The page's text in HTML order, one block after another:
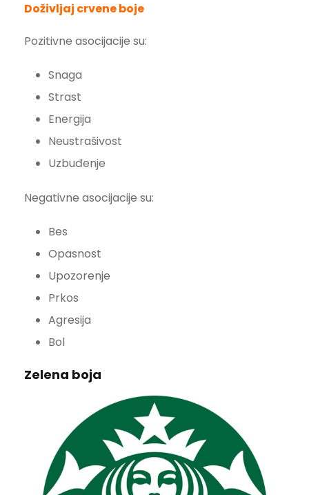
Doživljaj crvene boje
Pozitivne asocijacije su:
Snaga
Strast
Energija
Neustrašivost
Uzbuđenje
Negativne asocijacije su:
Bes
Opasnost
Upozorenje
Prkos
Agresija
Bol
Zelena boja